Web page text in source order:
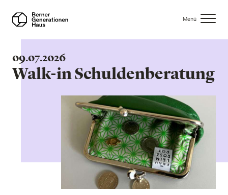
zum
Menü
09.07.2026
Walk-in Schuldenberatung